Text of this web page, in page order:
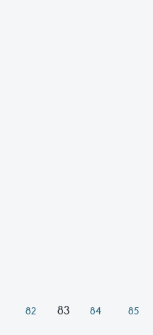
82 83 84 85